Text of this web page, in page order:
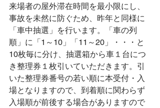
来場者の屋外滞在時間を最小限にし、
事故を未然に防ぐため、昨年と同様に
「車中抽選」を行います。「車の列
順」に「1～10」「11～20」・・・と
10枚毎に分け、抽選箱から車１台につ
き整理券１枚引いていただきます。引
いた整理券番号の若い順に本受付・入
場となりますので、到着順に関わらず
入場順が前後する場合がありますので